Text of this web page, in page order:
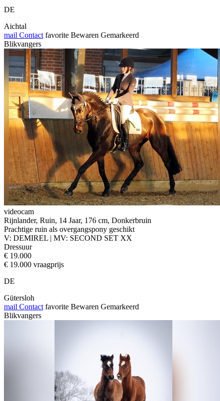
DE
Aichtal
mail Contact favorite Bewaren Gemarkeerd
Blikvangers
videocam
Rijnlander, Ruin, 14 Jaar, 176 cm, Donkerbruin
Prachtige ruin als overgangspony geschikt
V: DEMIREL | MV: SECOND SET XX
Dressuur
€ 19.000
€ 19.000 vraagprijs
DE
Gütersloh
mail Contact favorite Bewaren Gemarkeerd
Blikvangers